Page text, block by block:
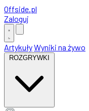
Offside.pl
Zaloguj
ArtykułyWyniki na żywo
ROZGRYWKI